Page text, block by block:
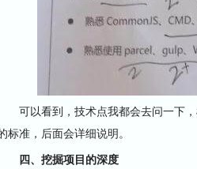
可以看到，技术点我都会去问一下，
标准，后面会详细说明。
四、挖掘项目的深度